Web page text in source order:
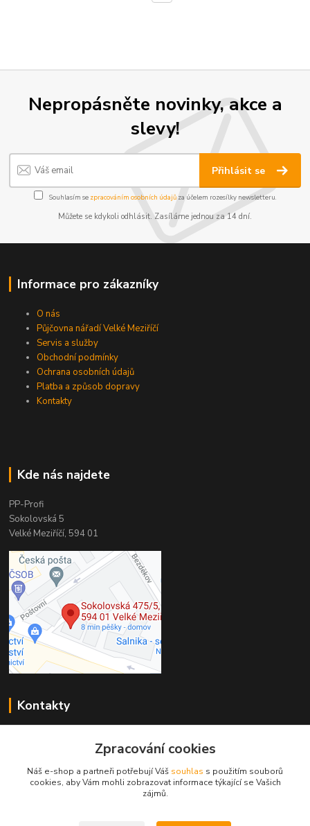
Nepropásněte novinky, akce a
slevy!
Přihlásit se
Souhlasím se zpracováním osobních údajůza účelem rozesílky newsletteru.
Můžete se kdykoli odhlásit. Zasíláme jednou za 14 dní.
Informace pro zákazníky
O nás
Půjčovna nářadí Velké Meziříčí
Servis a služby
Obchodní podmínky
Ochrana osobních údajů
Platba a způsob dopravy
Kontakty
Kde nás najdete
PP-Profi
Sokolovská 5
Velké Meziříčí, 594 01
Kontakty
+420 566 524 868
info@pp-profi.cz
Zpracování cookies
Náš e-shop a partneři potřebují Váš souhlas s použitím souborů
cookies, aby Vám mohli zobrazovat informace týkající se Vašich
zájmů.